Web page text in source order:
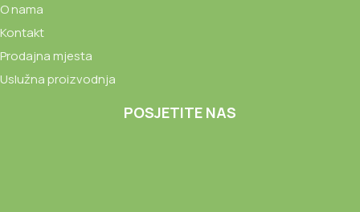
O nama
Kontakt
Prodajna mjesta
Uslužna proizvodnja
POSJETITE NAS